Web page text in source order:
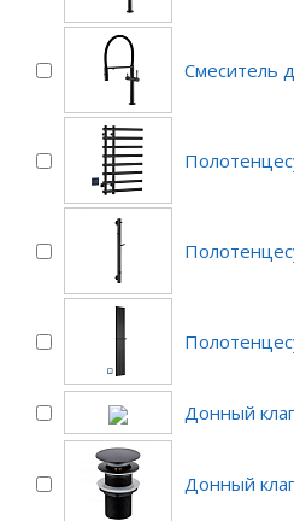
Смеситель
Донный
Донный